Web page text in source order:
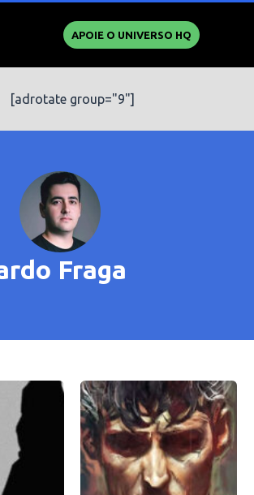
APOIE O UNIVERSO HQ
[adrotate group="9"]
Fraga